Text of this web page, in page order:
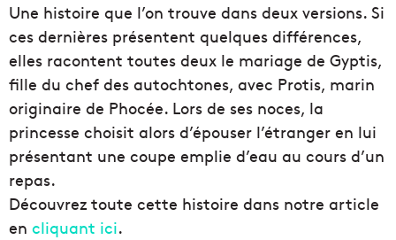
Une histoire que l’on trouve dans deux versions. Si
ces dernières présentent quelques différences,
elles racontent toutes deux le mariage de Gyptis,
fille du chef des autochtones, avec Protis, marin
originaire de Phocée. Lors de ses noces, la
princesse choisit alors d’épouser l’étranger en lui
présentant une coupe emplie d’eau au cours d’un
repas.
Découvrez toute cette histoire dans notre article
en cliquant ici.